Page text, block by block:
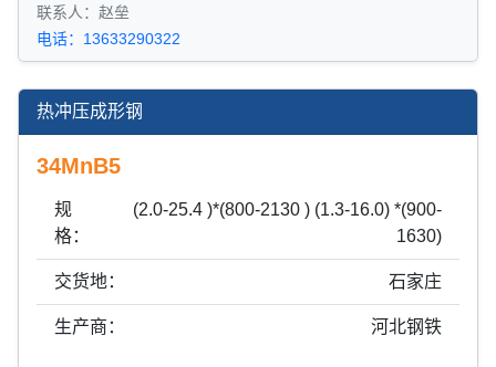
联系人：赵垒
电话：13633290322
热冲压成形钢
34MnB5
规
格：
(2.0-25.4 )*(800-2130 ) (1.3-16.0) *(900-
1630)
交货地： 石家庄
生产商： 河北钢铁